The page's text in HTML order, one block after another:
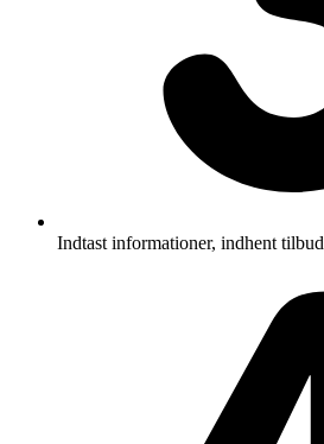
Indtast informationer, indhent tilbud